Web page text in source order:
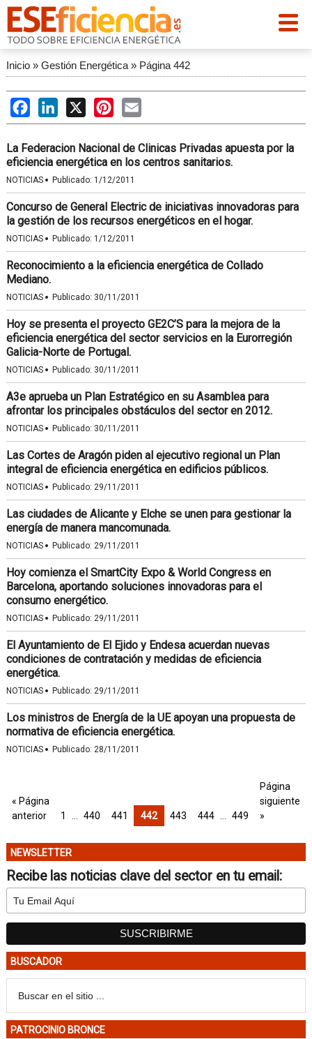
Inicio» Gestión Energética» Página 442
FacebookLinkedIn
X PinterestEmail
La Federacion Nacional de Clinicas Privadas apuesta por la
eficiencia energética en los centros sanitarios.
NOTICIAS · Publicado: 1/12/2011
Concurso de General Electric de iniciativas innovadoras para
la gestión de los recursos energéticos en el hogar.
NOTICIAS · Publicado: 1/12/2011
Reconocimiento a la eficiencia energética de Collado
Mediano.
NOTICIAS · Publicado: 30/11/2011
Hoy se presenta el proyecto GE2C’S para la mejora de la
eficiencia energética del sector servicios en la Eurorregión
Galicia-Norte de Portugal.
NOTICIAS · Publicado: 30/11/2011
A3e aprueba un Plan Estratégico en su Asamblea para
afrontar los principales obstáculos del sector en 2012.
NOTICIAS · Publicado: 30/11/2011
Las Cortes de Aragón piden al ejecutivo regional un Plan
integral de eficiencia energética en edificios públicos.
NOTICIAS · Publicado: 29/11/2011
Las ciudades de Alicante y Elche se unen para gestionar la
energía de manera mancomunada.
NOTICIAS · Publicado: 29/11/2011
Hoy comienza el SmartCity Expo & World Congress en
Barcelona, aportando soluciones innovadoras para el
consumo energético.
NOTICIAS · Publicado: 29/11/2011
El Ayuntamiento de El Ejido y Endesa acuerdan nuevas
condiciones de contratación y medidas de eficiencia
energética.
NOTICIAS · Publicado: 29/11/2011
Los ministros de Energía de la UE apoyan una propuesta de
normativa de eficiencia energética.
NOTICIAS · Publicado: 28/11/2011
« Página
anterior
1 440 441 442 443 444 449
Página
siguiente
»
NEWSLETTER
Recibe las noticias clave del sector en tu email:
BUSCADOR
PATROCINIO BRONCE